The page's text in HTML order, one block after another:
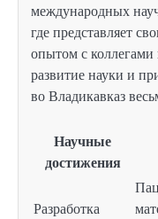
международных
где представляет
опытом с коллегами
развитие науки и
во Владикавказ
Научные
достижения
Разработка